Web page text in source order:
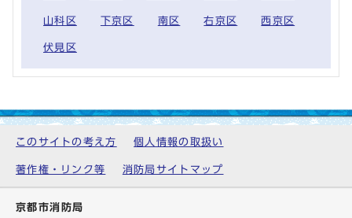
山科区 下京区 南区 右京区 西京区
伏見区
このサイトの考え方 個人情報の取扱い
著作権・リンク等 消防局サイトマップ
京都市消防局